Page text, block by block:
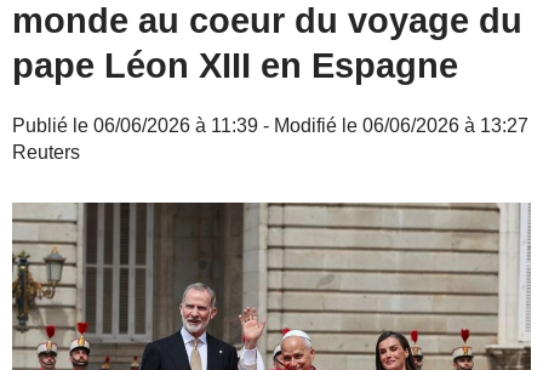
monde au coeur du voyage du
pape Léon XIII en Espagne
Publié le 06/06/2026 à 11:39 - Modifié le 06/06/2026 à 13:27
Reuters